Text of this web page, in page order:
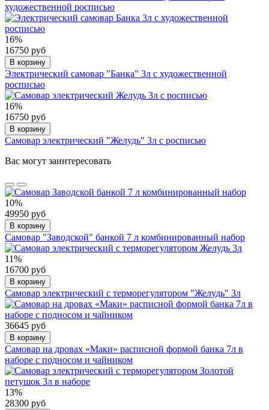
художественной росписью
16%
16750 руб
В корзину
Электрический самовар "Банка" 3л с художественной
росписью
16%
16750 руб
В корзину
Самовар электрический "Желудь" 3л с росписью
Вас могут заинтересовать
10%
49950 руб
В корзину
Самовар "Заводской" банкой 7 л комбинированный набор
11%
16700 руб
В корзину
Самовар электрический с терморегулятором "Желудь" 3л
36645 руб
В корзину
Самовар на дровах «Маки» расписной формой банка 7л в
наборе с подносом и чайником
13%
28300 руб